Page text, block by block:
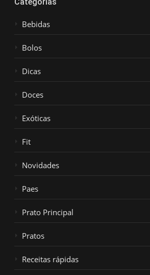
Categorias
Bebidas
Bolos
Dicas
Doces
Exóticas
Fit
Novidades
Paes
Prato Principal
Pratos
Receitas rápidas